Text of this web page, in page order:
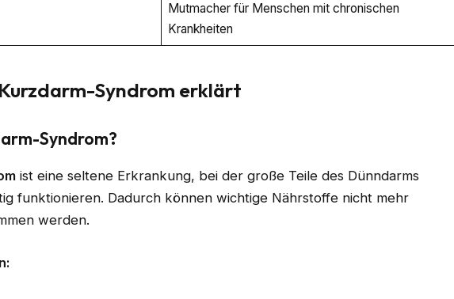
Mutmacher für Menschen mit chronischen
Krankheiten
Syndrom erklärt
Syndrom?
ist eine seltene Erkrankung, bei der große Teile des Dünndarms
funktionieren. Dadurch können wichtige Nährstoffe nicht mehr
werden.